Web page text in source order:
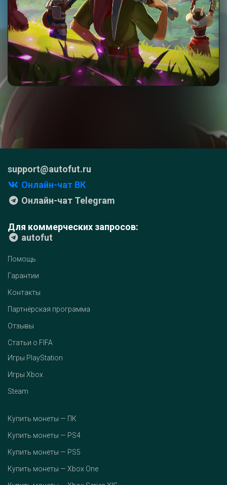
support@autofut.ru
Онлайн-чат ВК
Онлайн-чат Telegram
Для коммерческих запросов:
autofut
Помощь
Гарантии
Контакты
Партнёрская программа
Отзывы
Статьи о FIFA
Игры PlayStation
Игры Xbox
Steam
Купить монеты — ПК
Купить монеты — PS4
Купить монеты — PS5
Купить монеты — Xbox One